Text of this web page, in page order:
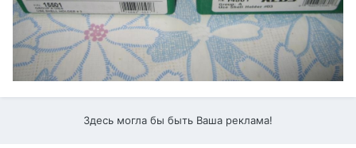
Здесь могла бы быть Ваша реклама!